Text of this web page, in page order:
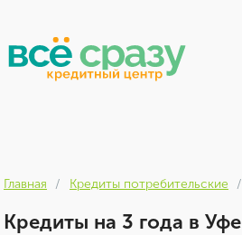
Главная Кредиты потребительские
Кредиты на 3 года в Уфе